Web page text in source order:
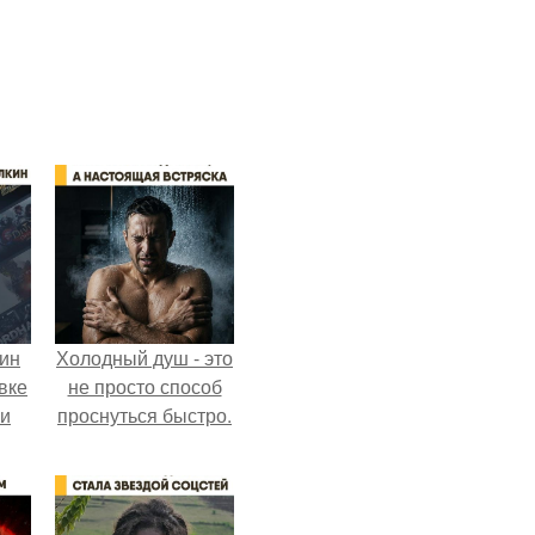
Холодный душ - это
не просто способ
проснуться быстро.